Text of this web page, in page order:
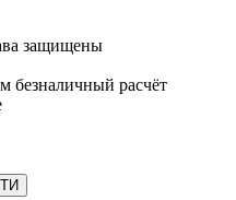
защищены